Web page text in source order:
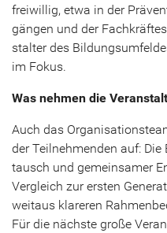
frei­wil­lig, etwa in der
gän­gen und der
stal­ter des
im Fokus.
Was neh­men die
Auch das
der Teil­neh­men­den auf:
tausch und ge­mein­sa­mer
Ver­gleich zur ers­ten
weit­aus kla­re­ren
Für die nächs­te große